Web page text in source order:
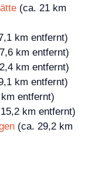
(ca. 21 km
km entfernt)
km entfernt)
km entfernt)
km entfernt)
entfernt)
km entfernt)
(ca. 29,2 km